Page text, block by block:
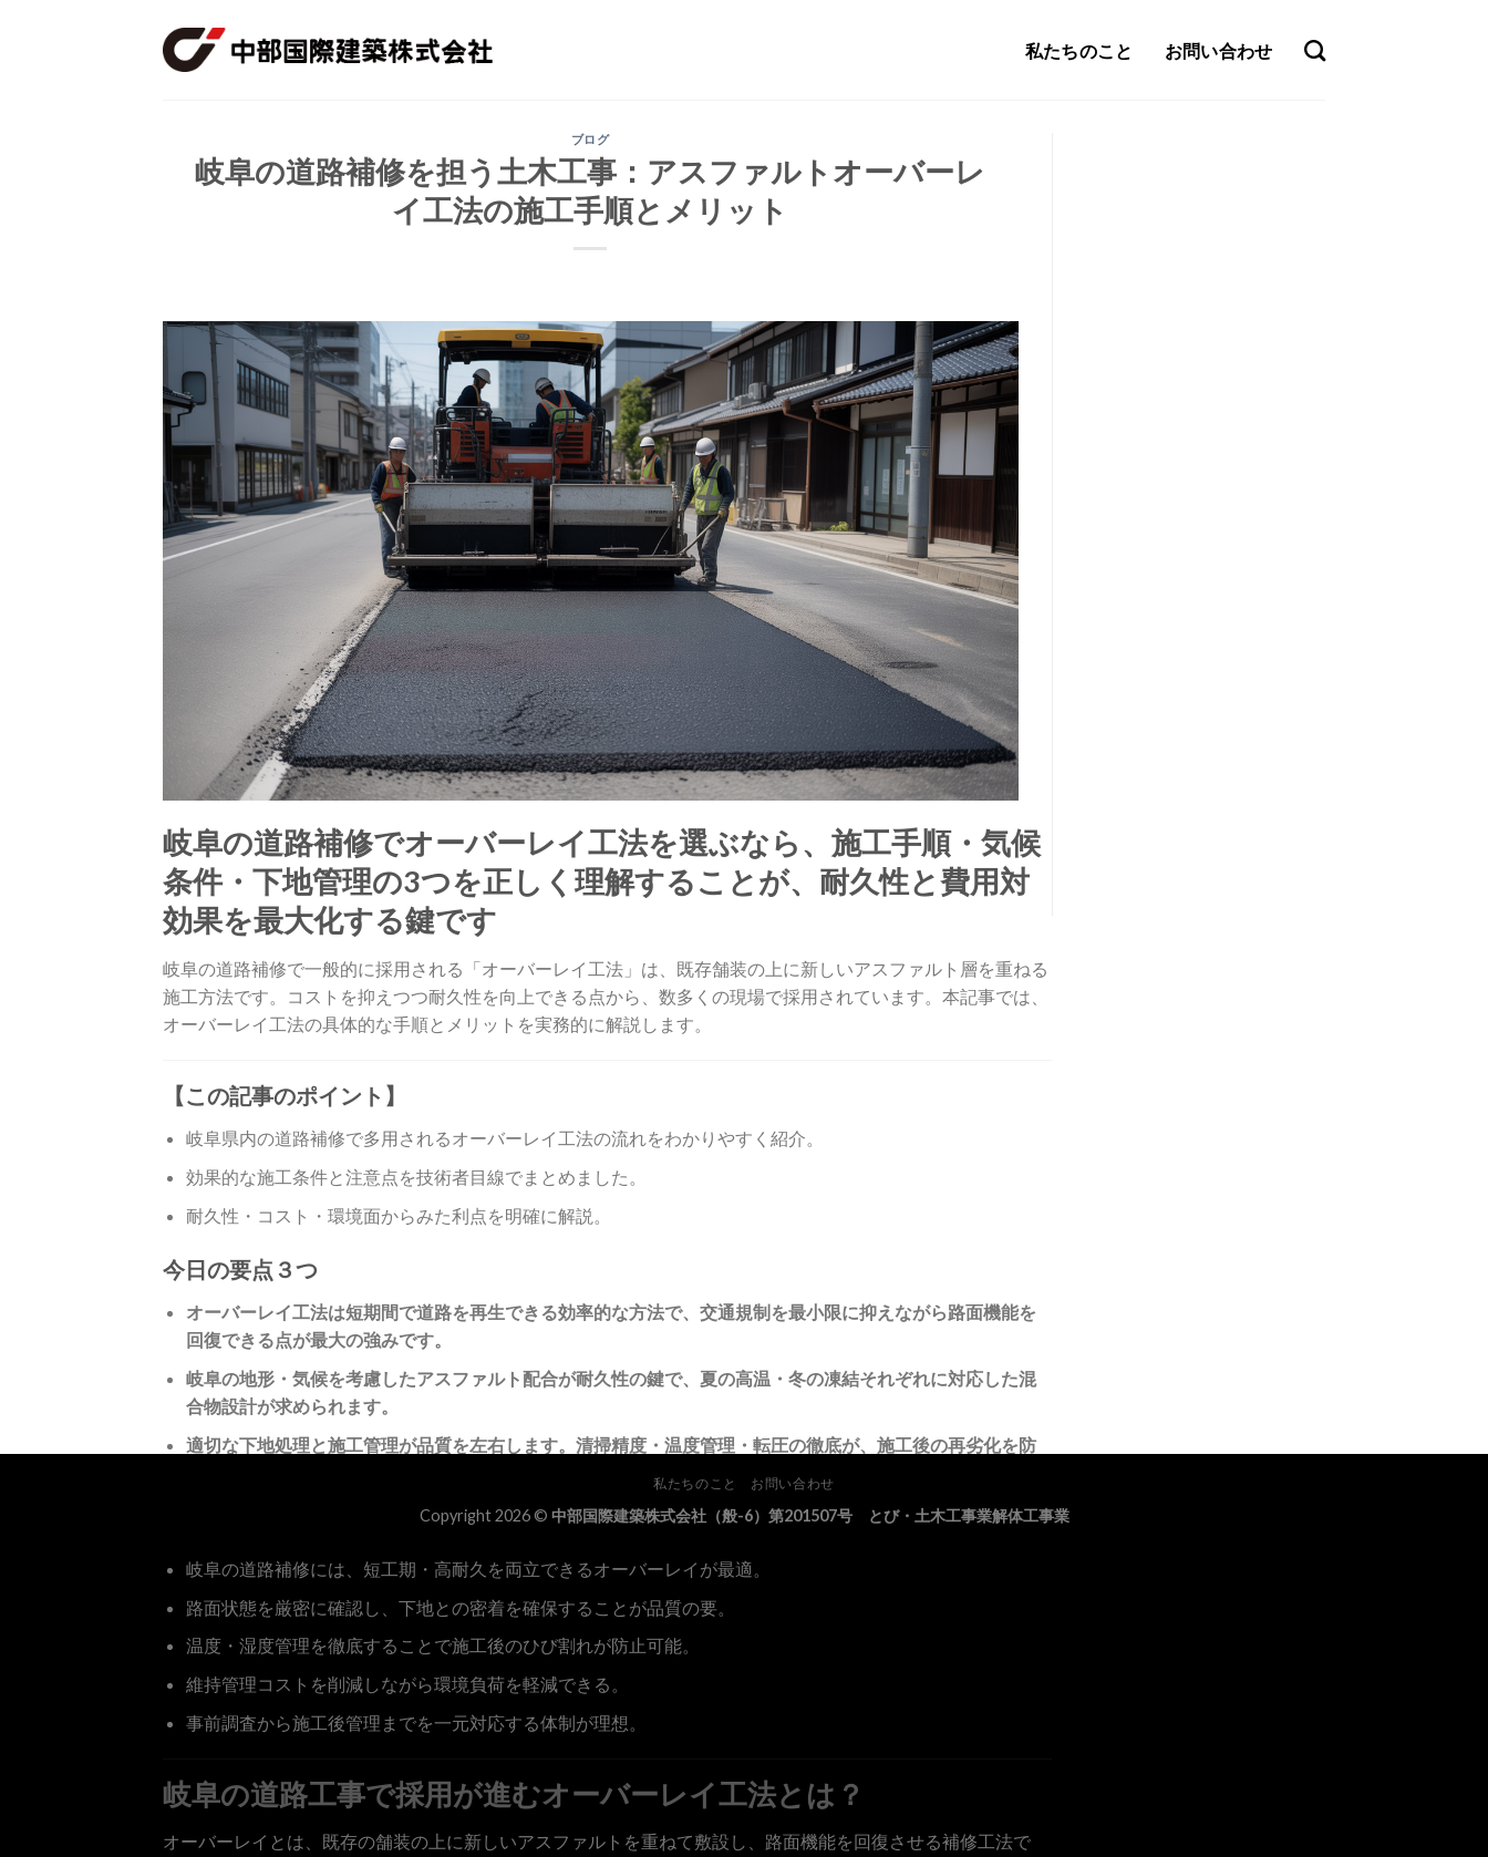
私たちのこと お問い合わせ
ブログ
岐阜の道路補修を担う土木工事：アスファルトオーバーレ
イ工法の施工手順とメリット
岐阜の道路補修でオーバーレイ工法を選ぶなら、施工手順・気候
条件・下地管理の3つを正しく理解することが、耐久性と費用対
効果を最大化する鍵です
岐阜の道路補修で一般的に採用される「オーバーレイ工法」は、既存舗装の上に新しいアスファルト層を重ねる
施工方法です。コストを抑えつつ耐久性を向上できる点から、数多くの現場で採用されています。本記事では、
オーバーレイ工法の具体的な手順とメリットを実務的に解説します。
【この記事のポイント】
岐阜県内の道路補修で多用されるオーバーレイ工法の流れをわかりやすく紹介。
効果的な施工条件と注意点を技術者目線でまとめました。
耐久性・コスト・環境面からみた利点を明確に解説。
今日の要点３つ
オーバーレイ工法は短期間で道路を再生できる効率的な方法で、交通規制を最小限に抑えながら路面機能を
回復できる点が最大の強みです。
岐阜の地形・気候を考慮したアスファルト配合が耐久性の鍵で、夏の高温・冬の凍結それぞれに対応した混
合物設計が求められます。
適切な下地処理と施工管理が品質を左右します。清掃精度・温度管理・転圧の徹底が、施工後の再劣化を防
岐阜の道路補修には、短工期・高耐久を両立できるオーバーレイが最適。
路面状態を厳密に確認し、下地との密着を確保することが品質の要。
温度・湿度管理を徹底することで施工後のひび割れが防止可能。
維持管理コストを削減しながら環境負荷を軽減できる。
事前調査から施工後管理までを一元対応する体制が理想。
岐阜の道路工事で採用が進むオーバーレイ工法とは？
オーバーレイとは、既存の舗装の上に新しいアスファルトを重ねて敷設し、路面機能を回復させる補修工法で
私たちのこと お問い合わせ
Copyright 2026 © 中部国際建築株式会社（般-6）第201507号 とび・土木工事業解体工事業